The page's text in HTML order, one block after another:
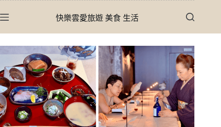
至
內
容
快樂雲愛旅遊 美食 生活